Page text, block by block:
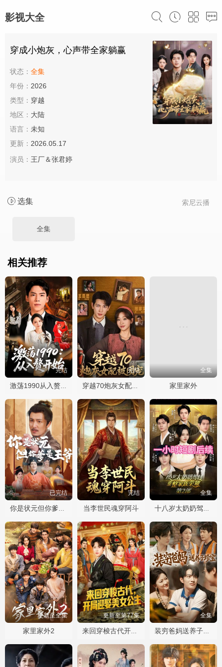
影视大全
穿成小炮灰，心声带全家躺赢
状态： 全集
年份： 2026
类型： 穿越
地区： 大陆
语言： 未知
更新： 2026.05.17
演员： 王厂＆张君婷
索尼云播
选集
全集
相关推荐
完结
激荡1990从入赘开始
完结
穿越70炮灰女配被团宠
全集
家里家外
已完结
你是状元但你爹是王爷
完结
当李世民魂穿阿斗
全集
十八岁太奶奶驾到重整家族荣耀2
更新至全集
家里家外2
更新至第77集
来回穿梭古代开局迎娶美女公主
全集
装穷爸妈送养子珍宝